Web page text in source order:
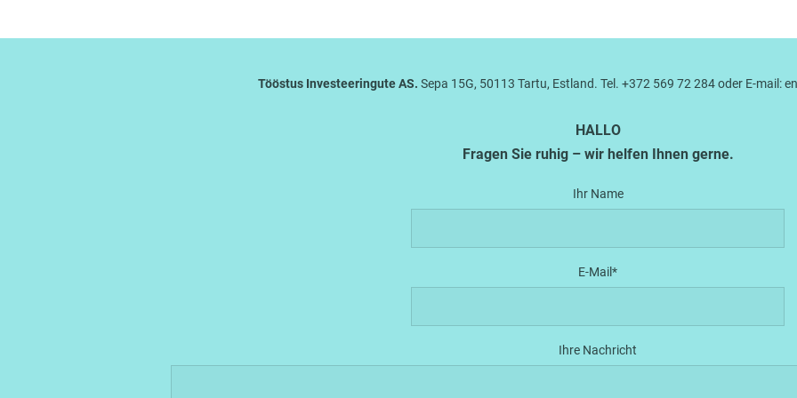
Tööstus Investeeringute AS. Sepa 15G, 50113 Tartu, Estland. Tel. +372 569 72 284 oder E-mail:
HALLO
Fragen Sie ruhig – wir helfen Ihnen gerne.
Ihr Name
E-Mail
Ihre Nachricht